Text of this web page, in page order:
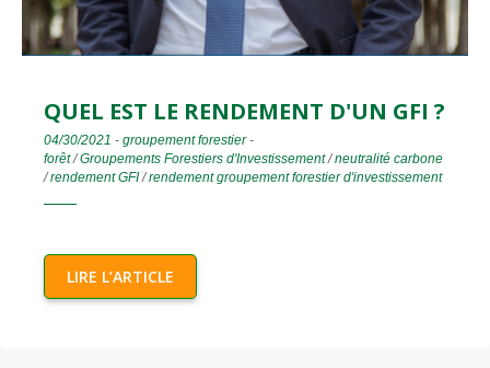
QUEL EST LE RENDEMENT D'UN GFI ?
04/30/2021 - groupement forestier-
forêt/Groupements Forestiers d'Investissement/neutralité carbone
/rendement GFI/rendement groupement forestier d'investissement
LIRE L’ARTICLE